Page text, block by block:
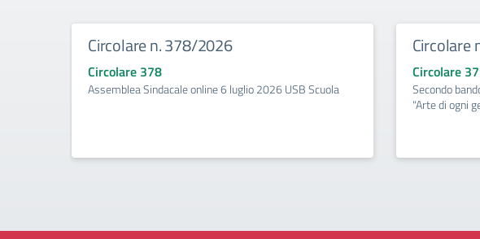
Circolare n. 378/2026
Circolare 378
Assemblea Sindacale online 6 luglio 2026 USB Scuola
Circolare
Circolare
Secondo
"Arte di ogni